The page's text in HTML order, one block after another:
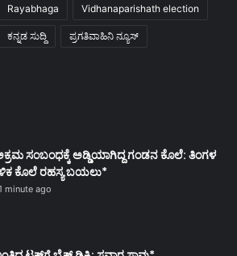
Rayabhaga Vidhanaparishath election
ಕನ್ನಡ ಸುದ್ದಿ ಪ್ರಗತಿವಾಹಿನಿ ನ್ಯೂಸ್
ಸಂಬಂಧಕ್ಕೆ ಅಡ್ಡಿಯಾಗಿದ್ದ ಗಂಡನ ಕೊಲೆ: ತಿಂಗಳ
ಕೊಲೆ ರಹಸ್ಯ ಬಯಲು*
minute ago